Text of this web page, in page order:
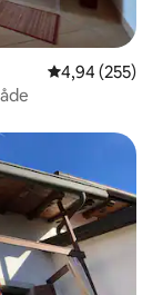
4,94 ud af 5 i
4,94 (255)